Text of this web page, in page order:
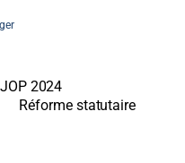
2024
Réforme statutaire